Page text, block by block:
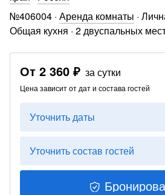
№406004 · Аренда комнаты ·
Общая кухня · 2 двуспальных
От 2 360 ₽ за сутки
Цена зависит от дат и состава гостей
Уточнить даты
Уточнить состав гостей